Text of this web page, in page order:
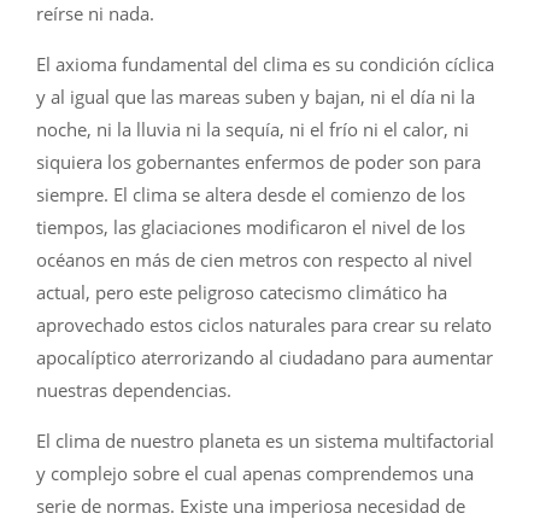
reírse ni nada.
El axioma fundamental del clima es su condición cíclica
y al igual que las mareas suben y bajan, ni el día ni la
noche, ni la lluvia ni la sequía, ni el frío ni el calor, ni
siquiera los gobernantes enfermos de poder son para
siempre. El clima se altera desde el comienzo de los
tiempos, las glaciaciones modificaron el nivel de los
océanos en más de cien metros con respecto al nivel
actual, pero este peligroso catecismo climático ha
aprovechado estos ciclos naturales para crear su relato
apocalíptico aterrorizando al ciudadano para aumentar
nuestras dependencias.
El clima de nuestro planeta es un sistema multifactorial
y complejo sobre el cual apenas comprendemos una
serie de normas. Existe una imperiosa necesidad de